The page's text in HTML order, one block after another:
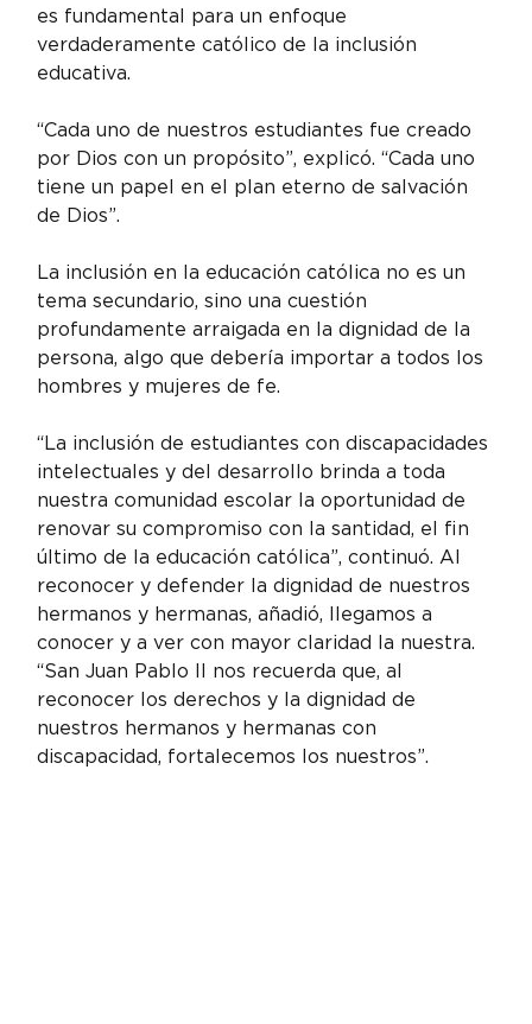
es fundamental para un enfoque
verdaderamente católico de la inclusión
educativa.
“Cada uno de nuestros estudiantes fue creado
por Dios con un propósito”, explicó. “Cada uno
tiene un papel en el plan eterno de salvación
de Dios”.
La inclusión en la educación católica no es un
tema secundario, sino una cuestión
profundamente arraigada en la dignidad de la
persona, algo que debería importar a todos los
hombres y mujeres de fe.
“La inclusión de estudiantes con discapacidades
intelectuales y del desarrollo brinda a toda
nuestra comunidad escolar la oportunidad de
renovar su compromiso con la santidad, el fin
último de la educación católica”, continuó. Al
reconocer y defender la dignidad de nuestros
hermanos y hermanas, añadió, llegamos a
conocer y a ver con mayor claridad la nuestra.
“San Juan Pablo II nos recuerda que, al
reconocer los derechos y la dignidad de
nuestros hermanos y hermanas con
discapacidad, fortalecemos los nuestros”.